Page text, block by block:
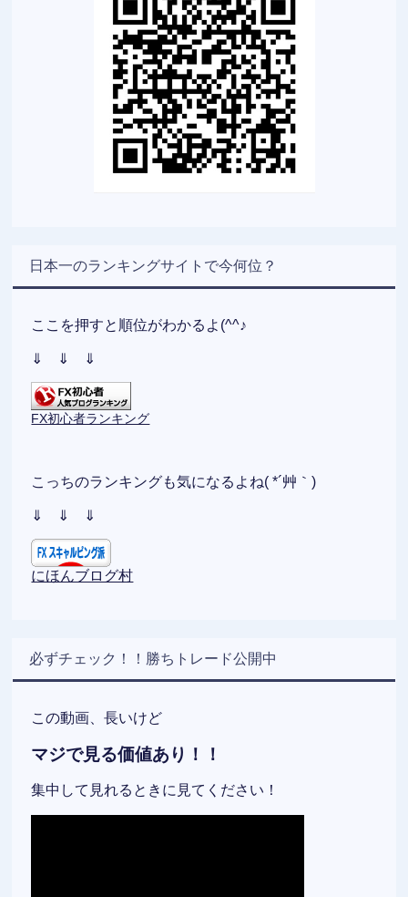
日本一のランキングサイトで今何位？
ここを押すと順位がわかるよ(^^♪
⇓ ⇓ ⇓
FX初心者ランキング
こっちのランキングも気になるよね( *´艸｀)
⇓ ⇓ ⇓
にほんブログ村
必ずチェック！！勝ちトレード公開中
この動画、長いけど
マジで見る価値あり！！
集中して見れるときに見てください！